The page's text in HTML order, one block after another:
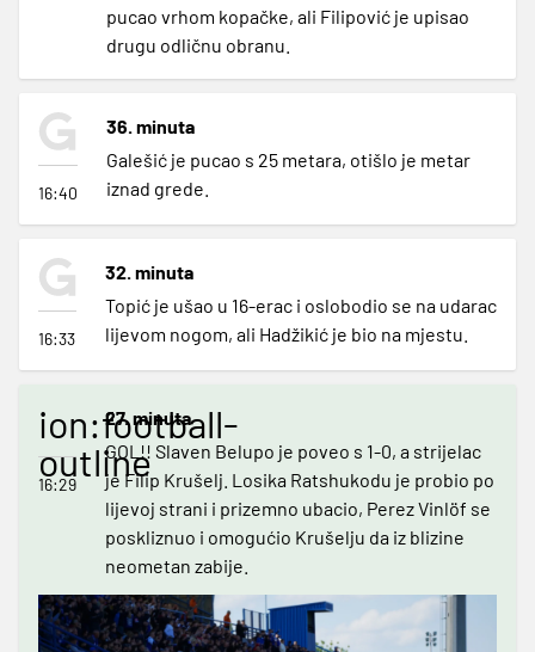
pucao vrhom kopačke, ali Filipović je upisao
drugu odličnu obranu.
16:40
36. minuta
Galešić je pucao s 25 metara, otišlo je metar
iznad grede.
16:33
32. minuta
Topić je ušao u 16-erac i oslobodio se na udarac
lijevom nogom, ali Hadžikić je bio na mjestu.
ion:football-
outline
16:29
27. minuta
GOL!! Slaven Belupo je poveo s 1-0, a strijelac
je Filip Krušelj. Losika Ratshukodu je probio po
lijevoj strani i prizemno ubacio, Perez Vinlöf se
poskliznuo i omogućio Krušelju da iz blizine
neometan zabije.